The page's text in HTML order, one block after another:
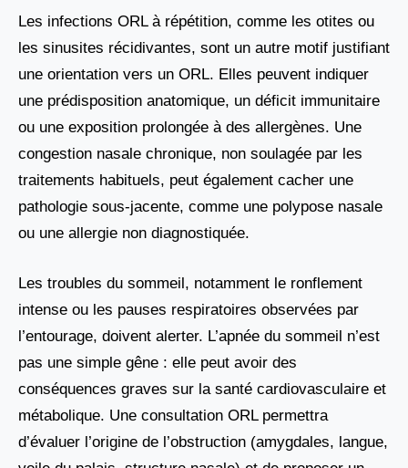
Les infections ORL à répétition, comme les otites ou
les sinusites récidivantes, sont un autre motif justifiant
une orientation vers un ORL. Elles peuvent indiquer
une prédisposition anatomique, un déficit immunitaire
ou une exposition prolongée à des allergènes. Une
congestion nasale chronique, non soulagée par les
traitements habituels, peut également cacher une
pathologie sous-jacente, comme une polypose nasale
ou une allergie non diagnostiquée.
Les troubles du sommeil, notamment le ronflement
intense ou les pauses respiratoires observées par
l’entourage, doivent alerter. L’apnée du sommeil n’est
pas une simple gêne : elle peut avoir des
conséquences graves sur la santé cardiovasculaire et
métabolique. Une consultation ORL permettra
d’évaluer l’origine de l’obstruction (amygdales, langue,